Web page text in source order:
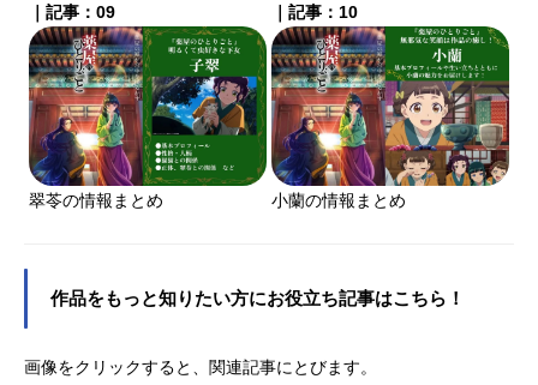
｜記事：09
翠苓の情報まとめ
｜記事：10
小蘭の情報まとめ
作品をもっと知りたい方にお役立ち記事はこちら！
画像をクリックすると、関連記事にとびます。